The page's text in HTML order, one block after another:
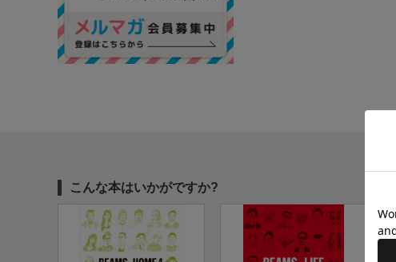
こんな本はいかがですか?